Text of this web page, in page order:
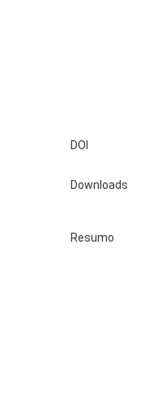
DOI
Downloads
Resumo